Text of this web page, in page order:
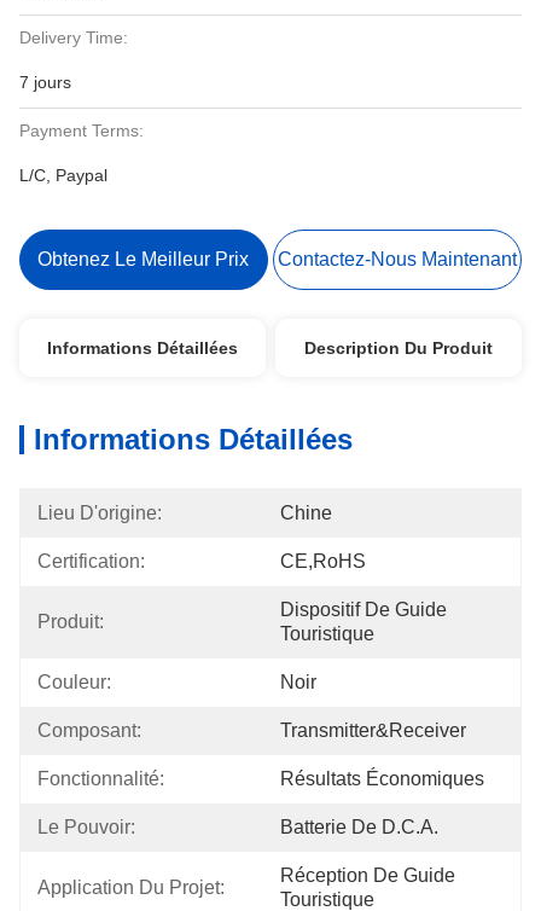
Delivery Time:
7 jours
Payment Terms:
L/C, Paypal
Obtenez Le Meilleur Prix Contactez-Nous Maintenant
Informations Détaillées Description Du Produit
Informations Détaillées
Lieu D'origine: Chine
Certification: CE,RoHS
Produit:
Dispositif De Guide
Touristique
Couleur: Noir
Composant: Transmitter&Receiver
Fonctionnalité: Résultats Économiques
Le Pouvoir: Batterie De D.C.A.
Application Du Projet:
Réception De Guide
Touristique